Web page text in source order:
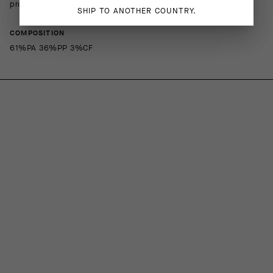
produttivo.
COMPOSITION
61%PA 36%PP 3%CF
SHIP TO ANOTHER COUNTRY.